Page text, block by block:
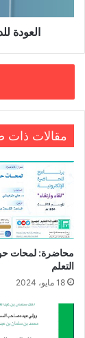
العودة
مقالات ذات
محاضرة: لمحات
التعلم
18 مايو، 2024